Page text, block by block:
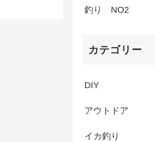
釣り NO2
カテゴリー
DIY
アウトドア
イカ釣り